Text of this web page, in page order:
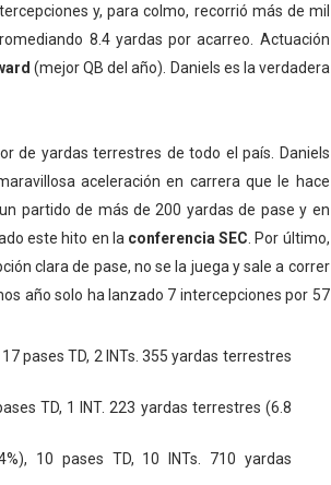
y, para colmo, recorrió más de mil
8.4 yardas por acarreo. Actuación
(mejor QB del año). Daniels es la verdadera
de yardas terrestres de todo el país. Daniels
aceleración en carrera que le hace
partido de más de 200 yardas de pase y en
este hito en la conferencia SEC . Por último,
clara de pase, no se la juega y sale a correr
año solo ha lanzado 7 intercepciones por 57
pases TD, 2 INTs. 355 yardas terrestres
TD, 1 INT. 223 yardas terrestres (6.8
10 pases TD, 10 INTs. 710 yardas